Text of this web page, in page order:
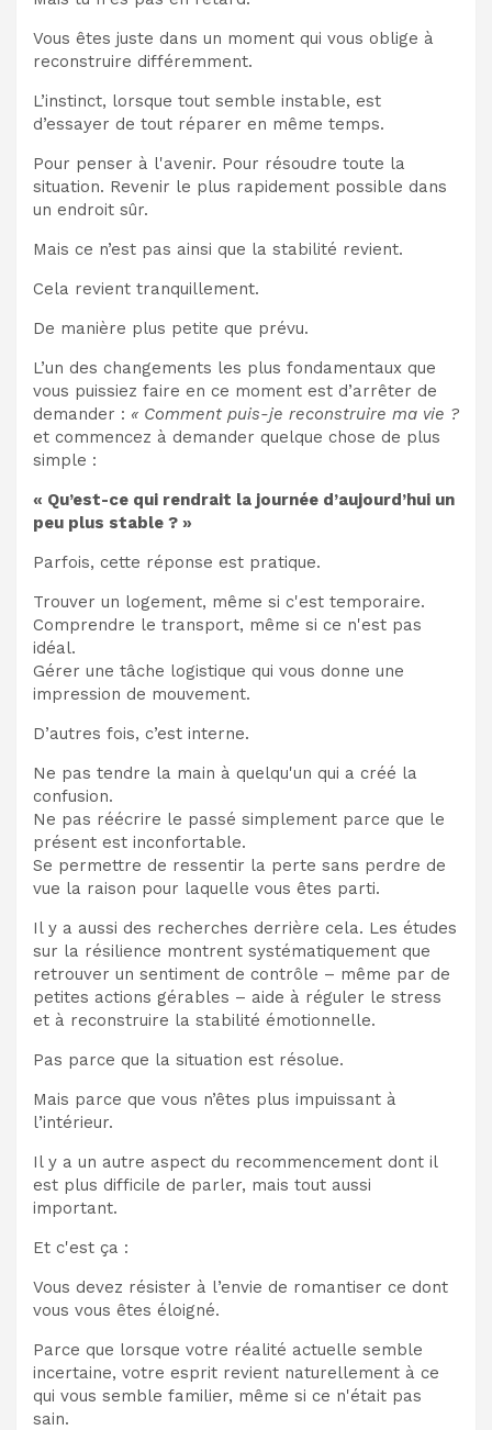
Vous êtes juste dans un moment qui vous oblige à
reconstruire différemment.
L’instinct, lorsque tout semble instable, est
d’essayer de tout réparer en même temps.
Pour penser à l'avenir. Pour résoudre toute la
situation. Revenir le plus rapidement possible dans
un endroit sûr.
Mais ce n’est pas ainsi que la stabilité revient.
Cela revient tranquillement.
De manière plus petite que prévu.
L’un des changements les plus fondamentaux que
vous puissiez faire en ce moment est d’arrêter de
demander : « Comment puis-je reconstruire ma vie ?
et commencez à demander quelque chose de plus
simple :
« Qu’est-ce qui rendrait la journée d’aujourd’hui un
peu plus stable ? »
Parfois, cette réponse est pratique.
Trouver un logement, même si c'est temporaire.
Comprendre le transport, même si ce n'est pas
idéal.
Gérer une tâche logistique qui vous donne une
impression de mouvement.
D’autres fois, c’est interne.
Ne pas tendre la main à quelqu'un qui a créé la
confusion.
Ne pas réécrire le passé simplement parce que le
présent est inconfortable.
Se permettre de ressentir la perte sans perdre de
vue la raison pour laquelle vous êtes parti.
Il y a aussi des recherches derrière cela. Les études
sur la résilience montrent systématiquement que
retrouver un sentiment de contrôle – même par de
petites actions gérables – aide à réguler le stress
et à reconstruire la stabilité émotionnelle.
Pas parce que la situation est résolue.
Mais parce que vous n’êtes plus impuissant à
l’intérieur.
Il y a un autre aspect du recommencement dont il
est plus difficile de parler, mais tout aussi
important.
Et c'est ça :
Vous devez résister à l’envie de romantiser ce dont
vous vous êtes éloigné.
Parce que lorsque votre réalité actuelle semble
incertaine, votre esprit revient naturellement à ce
qui vous semble familier, même si ce n'était pas
sain.